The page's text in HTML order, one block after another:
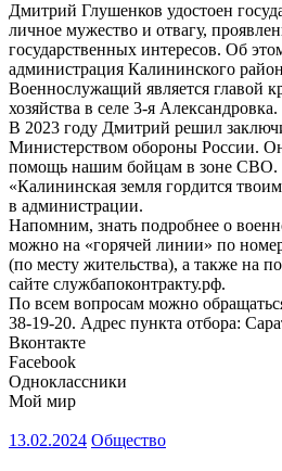
Дмитрий Глушенков удостоен
личное мужество и отвагу,
государственных интересов. Об
администрация Калининского
Военнослужащий является главой
хозяйства в селе 3-я Александровка.
В 2023 году Дмитрий решил
Министерством обороны России.
помощь нашим бойцам в зоне СВО.
«Калининская земля гордится
в администрации.
Напомним, знать подробнее о
можно на «горячей линии» по
(по месту жительства), а также на
сайте службапоконтракту.рф.
По всем вопросам можно
38-19-20. Адрес пункта отбора:
Вконтакте
Facebook
Одноклассники
Мой мир
13.02.2024 Общество